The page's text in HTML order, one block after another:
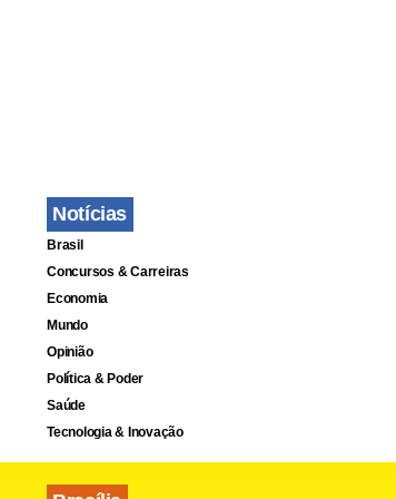
Notícias
Brasil
Concursos & Carreiras
Economia
Mundo
Opinião
Política & Poder
Saúde
Tecnologia & Inovação